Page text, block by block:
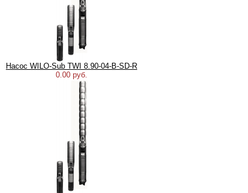
Насос WILO-Sub TWI 8.90-04-B-SD-R
0.00 руб.